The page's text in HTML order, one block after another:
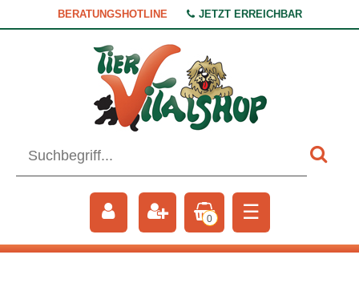
BERATUNGSHOTLINE JETZT ERREICHBAR
0 ☰